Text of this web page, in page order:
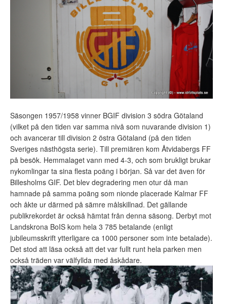
Säsongen 1957/1958 vinner BGIF division 3 södra Götaland
(vilket på den tiden var samma nivå som nuvarande division 1)
och avancerar till division 2 östra Götaland (på den tiden
Sveriges nästhögsta serie). Till premiären kom Åtvidabergs FF
på besök. Hemmalaget vann med 4-3, och som brukligt brukar
nykomlingar ta sina flesta poäng i början. Så var det även för
Billesholms GIF. Det blev degradering men otur då man
hamnade på samma poäng som nionde placerade Kalmar FF
och åkte ur därmed på sämre målskillnad. Det gällande
publikrekordet är också hämtat från denna säsong. Derbyt mot
Landskrona BoIS kom hela 3 785 betalande (enligt
jubileumsskrift ytterligare ca 1000 personer som inte betalade).
Det stod att läsa också att det var fullt runt hela parken men
också träden var välfyllda med åskådare.